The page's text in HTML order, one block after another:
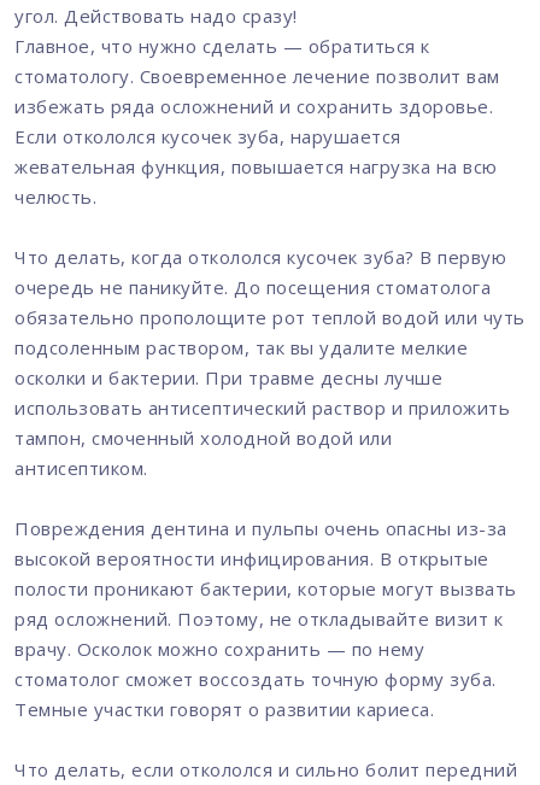
угол. Действовать надо сразу!
Главное, что нужно сделать — обратиться к
стоматологу. Своевременное лечение позволит вам
избежать ряда осложнений и сохранить здоровье.
Если откололся кусочек зуба, нарушается
жевательная функция, повышается нагрузка на всю
челюсть.
Что делать, когда откололся кусочек зуба? В первую
очередь не паникуйте. До посещения стоматолога
обязательно прополощите рот теплой водой или чуть
подсоленным раствором, так вы удалите мелкие
осколки и бактерии. При травме десны лучше
использовать антисептический раствор и приложить
тампон, смоченный холодной водой или
антисептиком.
Повреждения дентина и пульпы очень опасны из-за
высокой вероятности инфицирования. В открытые
полости проникают бактерии, которые могут вызвать
ряд осложнений. Поэтому, не откладывайте визит к
врачу. Осколок можно сохранить — по нему
стоматолог сможет воссоздать точную форму зуба.
Темные участки говорят о развитии кариеса.
Что делать, если откололся и сильно болит передний